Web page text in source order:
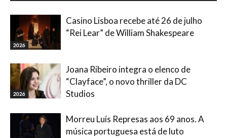
2026
Casino Lisboa recebe até 26 de julho
“Rei Lear” de William Shakespeare
2026
Joana Ribeiro integra o elenco de
“Clayface”, o novo thriller da DC
Studios
Morreu Luís Represas aos 69 anos. A
música portuguesa está de luto